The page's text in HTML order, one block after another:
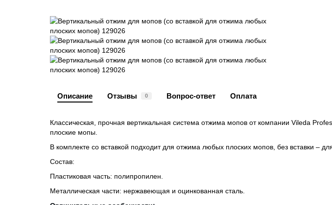
Описание Отзывы 0 Вопрос-ответ Оплата
Классическая, прочная вертикальная система отжима мопов от компании Vileda
плоские мопы.
В комплекте со вставкой подходит для отжима любых плоских мопов, без вставки –
Состав:
Пластиковая часть: полипропилен.
Металлическая части: нержавеющая и оцинкованная сталь.